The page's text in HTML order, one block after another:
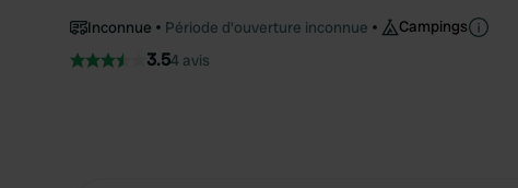
Inconnue Période d'ouverture inconnue Campings
3.54 avis